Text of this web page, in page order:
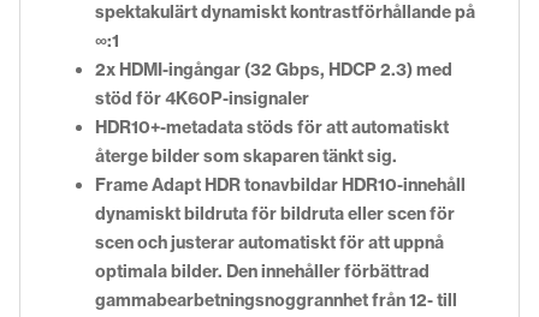
spektakulärt dynamiskt kontrastförhållande på
∞:1
2x HDMI-ingångar (32 Gbps, HDCP 2.3) med
stöd för 4K60P-insignaler
HDR10+-metadata stöds för att automatiskt
återge bilder som skaparen tänkt sig.
Frame Adapt HDR tonavbildar HDR10-innehåll
dynamiskt bildruta för bildruta eller scen för
scen och justerar automatiskt för att uppnå
optimala bilder. Den innehåller förbättrad
gammabearbetningsnoggrannhet från 12- till